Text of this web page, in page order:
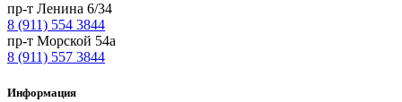
пр-т Ленина 6/34
8 (911) 554 3844
пр-т Морской 54а
8 (911) 557 3844
Информация